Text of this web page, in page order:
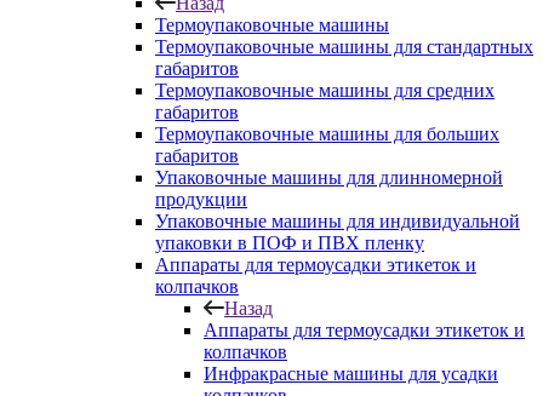
Термоупаковочные машины
Термоупаковочные машины для стандартных
габаритов
Термоупаковочные машины для средних
габаритов
Термоупаковочные машины для больших
габаритов
Упаковочные машины для длинномерной
продукции
Упаковочные машины для индивидуальной
упаковки в ПОФ и ПВХ пленку
Аппараты для термоусадки этикеток и
колпачков
Назад
Аппараты для термоусадки этикеток и
колпачков
Инфракрасные машины для усадки